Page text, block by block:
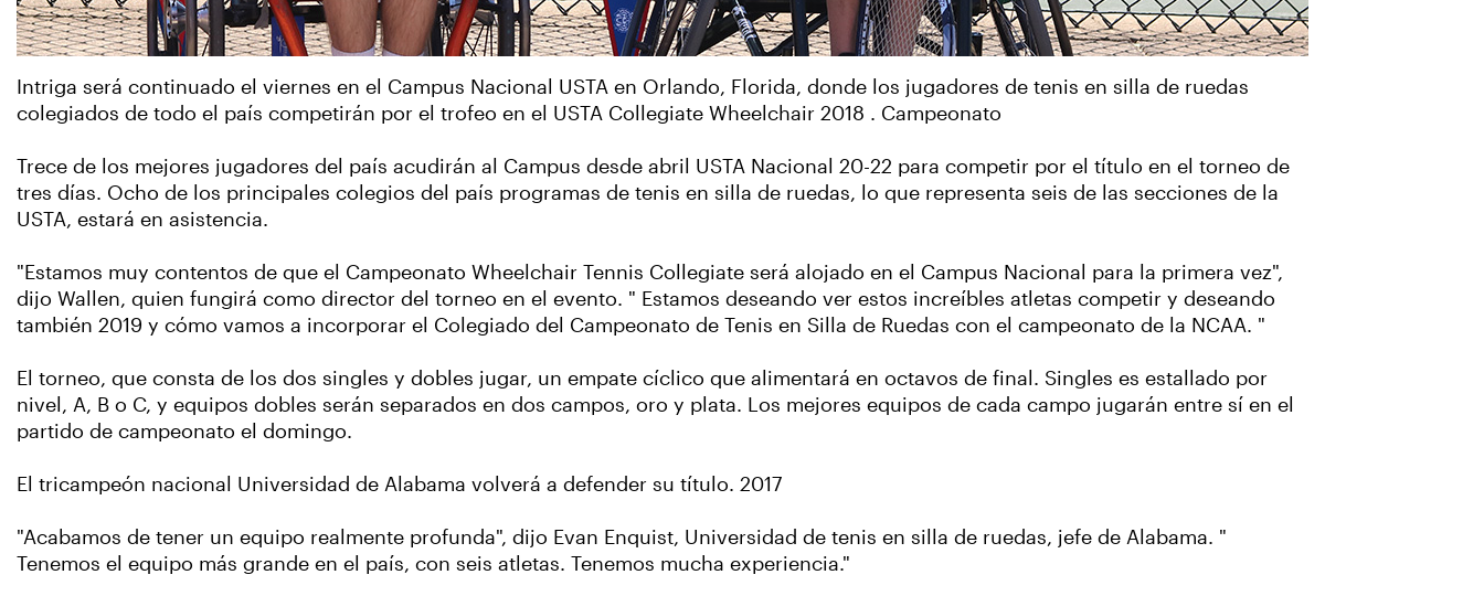
Intriga será continuado el viernes en el Campus Nacional USTA en Orlando, Florida, donde los jugadores de tenis en silla de ruedas
colegiados de todo el país competirán por el trofeo en el USTA Collegiate Wheelchair 2018 . Campeonato
Trece de los mejores jugadores del país acudirán al Campus desde abril USTA Nacional 20-22 para competir por el título en el torneo de
tres días. Ocho de los principales colegios del país programas de tenis en silla de ruedas, lo que representa seis de las secciones de la
USTA, estará en asistencia.
"Estamos muy contentos de que el Campeonato Wheelchair Tennis Collegiate será alojado en el Campus Nacional para la primera vez",
dijo Wallen, quien fungirá como director del torneo en el evento. " Estamos deseando ver estos increíbles atletas competir y deseando
también 2019 y cómo vamos a incorporar el Colegiado del Campeonato de Tenis en Silla de Ruedas con el campeonato de la NCAA. "
El torneo, que consta de los dos singles y dobles jugar, un empate cíclico que alimentará en octavos de final. Singles es estallado por
nivel, A, B o C, y equipos dobles serán separados en dos campos, oro y plata. Los mejores equipos de cada campo jugarán entre sí en el
partido de campeonato el domingo.
El tricampeón nacional Universidad de Alabama volverá a defender su título. 2017
"Acabamos de tener un equipo realmente profunda", dijo Evan Enquist, Universidad de tenis en silla de ruedas, jefe de Alabama. "
Tenemos el equipo más grande en el país, con seis atletas. Tenemos mucha experiencia."